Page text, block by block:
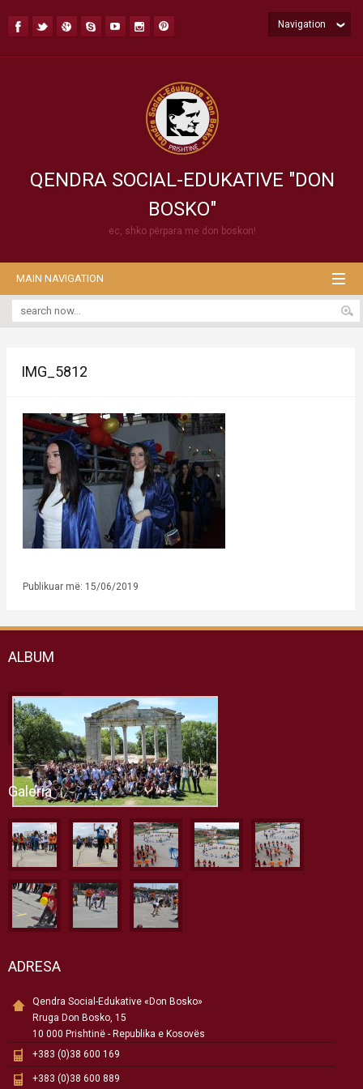
QENDRA SOCIAL-EDUKATIVE "DON
BOSKO"
ec, shko përpara me don boskon!
Navigation
MAIN NAVIGATION
IMG_5812
Publikuar më: 15/06/2019
ALBUM
Galeria
ADRESA
Qendra Social-Edukative «Don Bosko»
Rruga Don Bosko, 15
10 000 Prishtinë - Republika e Kosovës
+383 (0)38 600 169
+383 (0)38 600 889